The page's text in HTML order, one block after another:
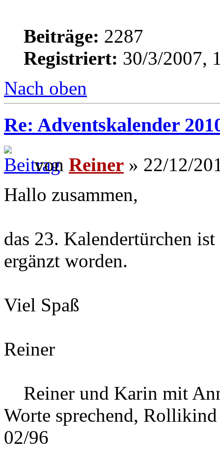
Beiträge: 2287
Registriert: 30/3/2007,
Nach oben
Re: Adventskalender
von Reiner » 22/12/
Hallo zusammen,
das 23. Kalendertürchen
ergänzt worden.
Viel Spaß
Reiner
Reiner und Karin mit
Worte sprechend,
02/96